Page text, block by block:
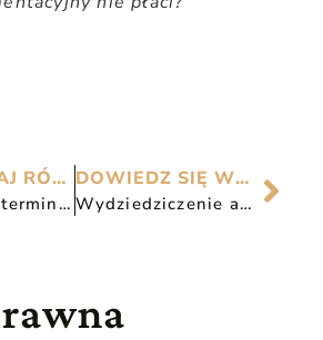
PRZECZYTAJ RÓWNIEŻ
Jak liczymy terminy w postępowaniu cywilnym?
DOWIEDZ SIĘ WIĘCEJ
Wydziedziczenie a prawo do zachowku